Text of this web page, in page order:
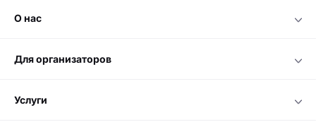
о нас
для организаторов
услуги